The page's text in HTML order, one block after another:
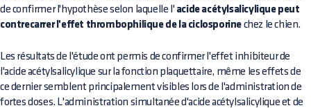
de confirmer l'hypothèse selon laquelle l' acide acétylsalicylique peut
contrecarrer l'effet thrombophilique de la ciclosporine chez le chien.
Les résultats de l'étude ont permis de confirmer l'effet inhibiteur de
l'acide acétylsalicylique sur la fonction plaquettaire, même les effets de
ce dernier semblent principalement visibles lors de l'administration de
fortes doses. L'administration simultanée d'acide acétylsalicylique et de